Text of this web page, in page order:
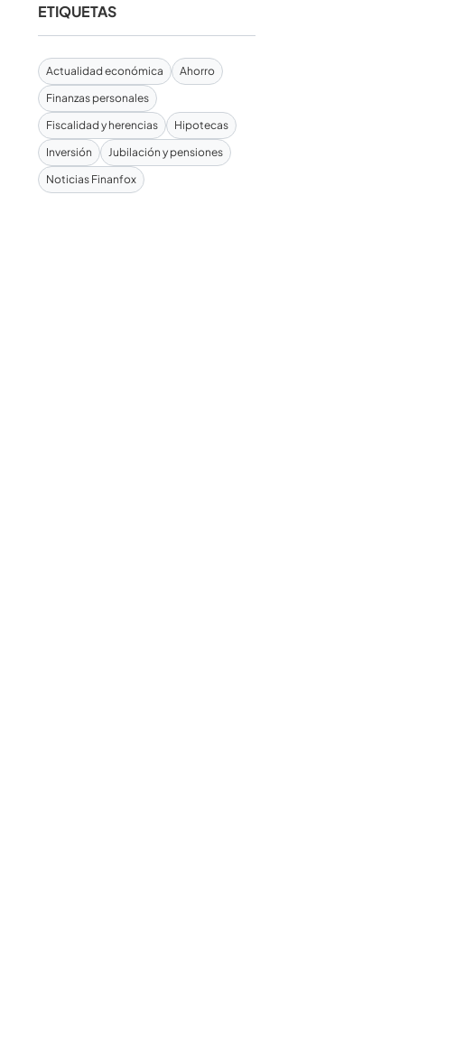
ETIQUETAS
Actualidad económica
Ahorro
Finanzas personales
Fiscalidad y herencias
Hipotecas
Inversión
Jubilación y pensiones
Noticias Finanfox